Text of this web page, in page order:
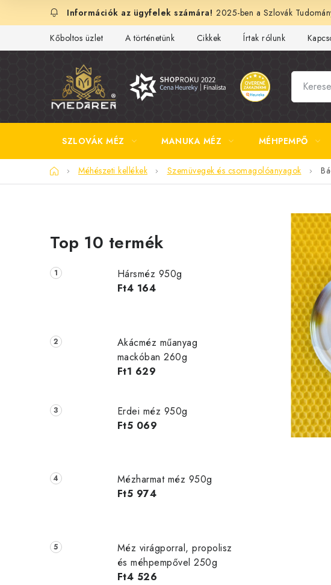
tartalomhoz
2025-ben a Szlovák
Kőboltos üzlet A történetünk Cikkek Írtak rólunk
SZLOVÁK MÉZ MANUKA MÉZ MÉHPEMPŐ
KezdőlapMéhészeti kellékek Szemüvegek és csomagolóanyagok
l
d
s
a
l
Top 10 termék
Hársméz 950g
Ft4 164
Akácméz műanyag
mackóban 260g
Ft1 629
Erdei méz 950g
Ft5 069
Mézharmat méz 950g
Ft5 974
Méz virágporral, propolisz
és méhpempővel 250g
Ft4 526